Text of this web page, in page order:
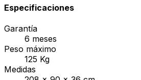
Especificaciones
Garantía
6 meses
Peso máximo
125 Kg
Medidas